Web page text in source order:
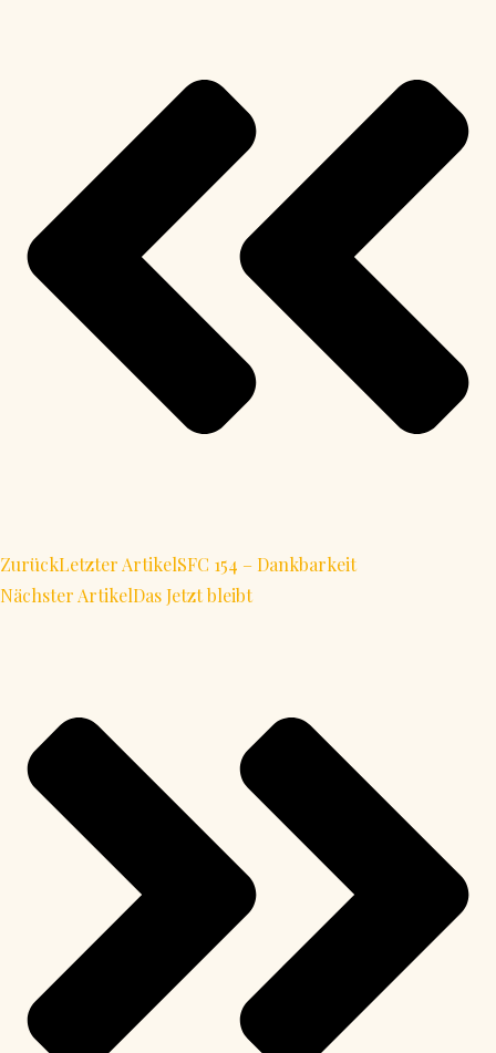
ZurückLetzter ArtikelSFC 154 – Dankbarkeit
Nächster ArtikelDas Jetzt bleibt